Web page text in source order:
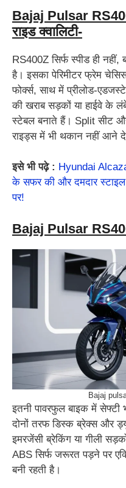
Bajaj Pulsar
राइड क्वालिटी-
RS400Z सिर्फ स्पीड ही
है। इसका पेरिमीटर फ्रेम
फोर्क्स, साथ में प्रीलोड-
की खराब सड़कों या हाईवे के
स्टेबल बनाते हैं। Split सीट और
राइड्स में भी थकान नहीं आने
इसे भी पढ़े : Hyundai
के सफर की और दमदार
पर!
Bajaj Pulsar
Bajaj
इतनी पावरफुल बाइक में
दोनों तरफ डिस्क ब्रेक्स और
इमरजेंसी ब्रेकिंग या गीली
ABS सिर्फ जरूरत पड़ने पर
बनी रहती है।